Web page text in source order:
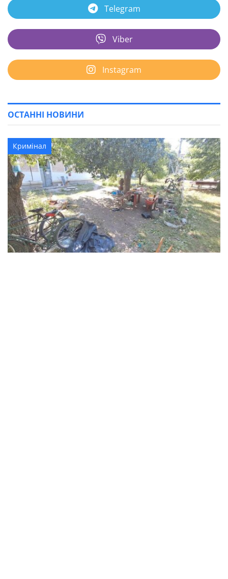
Telegram
Viber
Instagram
ОСТАННІ НОВИНИ
Кримінал